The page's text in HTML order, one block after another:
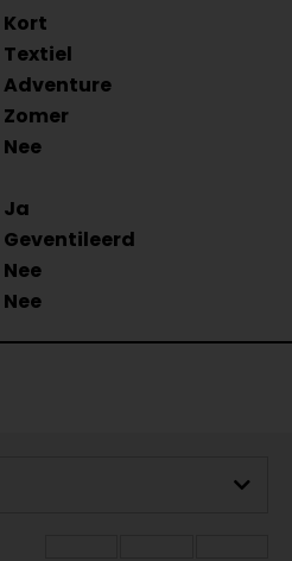
Kort
Textiel
Adventure
Zomer
Nee
Ja
Geventileerd
Nee
Nee